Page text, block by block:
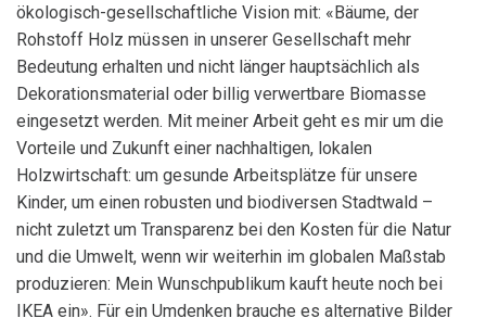
ökologisch-gesellschaftliche Vision mit: «Bäume, der
Rohstoff Holz müssen in unserer Gesellschaft mehr
Bedeutung erhalten und nicht länger hauptsächlich als
Dekorationsmaterial oder billig verwertbare Biomasse
eingesetzt werden. Mit meiner Arbeit geht es mir um die
Vorteile und Zukunft einer nachhaltigen, lokalen
Holzwirtschaft: um gesunde Arbeitsplätze für unsere
Kinder, um einen robusten und biodiversen Stadtwald –
nicht zuletzt um Transparenz bei den Kosten für die Natur
und die Umwelt, wenn wir weiterhin im globalen Maßstab
produzieren: Mein Wunschpublikum kauft heute noch bei
IKEA ein». Für ein Umdenken brauche es alternative Bilder